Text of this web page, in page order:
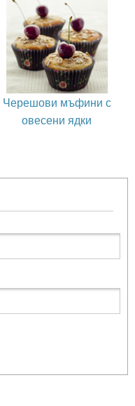
Черешови мъфини с
овесени ядки